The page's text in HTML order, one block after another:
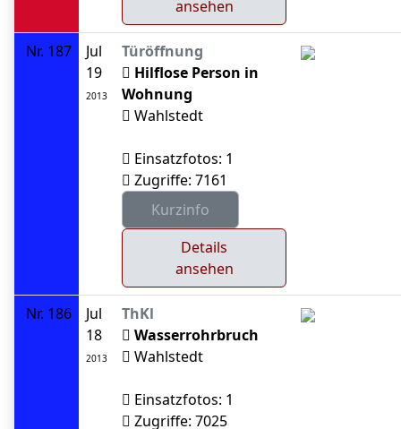
ansehen
Nr. 187
Jul
19
2013
Türöffnung
Hilflose Person in
Wohnung
Wahlstedt
Einsatzfotos: 1
Zugriffe: 7161
Details
ansehen
Nr. 186
Jul
18
2013
ThKl
Wasserrohrbruch
Wahlstedt
Einsatzfotos: 1
Zugriffe: 7025